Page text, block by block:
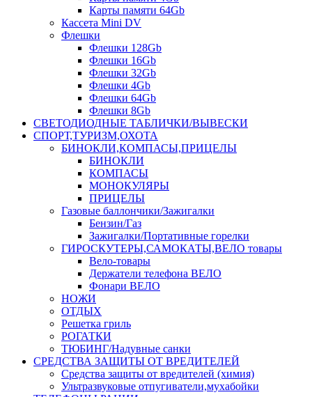
Карты памяти 64Gb
Кассета Mini DV
Флешки
Флешки 128Gb
Флешки 16Gb
Флешки 32Gb
Флешки 4Gb
Флешки 64Gb
Флешки 8Gb
СВЕТОДИОДНЫЕ ТАБЛИЧКИ/ВЫВЕСКИ
СПОРТ,ТУРИЗМ,ОХОТА
БИНОКЛИ,КОМПАСЫ,ПРИЦЕЛЫ
БИНОКЛИ
КОМПАСЫ
МОНОКУЛЯРЫ
ПРИЦЕЛЫ
Газовые баллончики/Зажигалки
Бензин/Газ
Зажигалки/Портативные горелки
ГИРОСКУТЕРЫ,САМОКАТЫ,ВЕЛО товары
Вело-товары
Держатели телефона ВЕЛО
Фонари ВЕЛО
НОЖИ
ОТДЫХ
Решетка гриль
РОГАТКИ
ТЮБИНГ/Надувные санки
СРЕДСТВА ЗАЩИТЫ ОТ ВРЕДИТЕЛЕЙ
Средства защиты от вредителей (химия)
Ультразвуковые отпугиватели,мухабойки